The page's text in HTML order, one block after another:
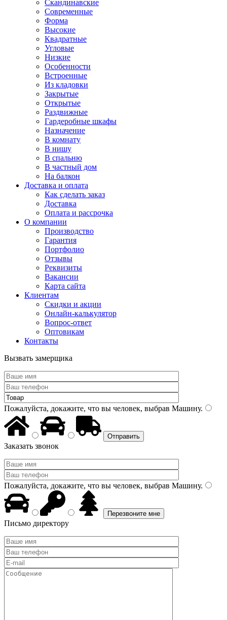
Скандинавские
Современные
Форма
Высокие
Квадратные
Угловые
Низкие
Особенности
Встроенные
Из кладовки
Закрытые
Открытые
Раздвижные
Гардеробные шкафы
Назначение
В комнату
В нишу
В спальню
В частный дом
На балкон
Доставка и оплата
Как сделать заказ
Доставка
Оплата и рассрочка
О компании
Производство
Гарантия
Портфолио
Отзывы
Реквизиты
Вакансии
Карта сайта
Клиентам
Скидки и акции
Онлайн-калькулятор
Вопрос-ответ
Оптовикам
Контакты
Вызвать замерщика
Пожалуйста, докажите, что вы человек, выбрав Машину.
Заказать звонок
Пожалуйста, докажите, что вы человек, выбрав Машину.
Письмо директору